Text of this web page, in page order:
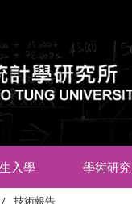
入學 學術研究